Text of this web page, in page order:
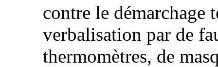
contre le démarchage
verbalisation par de
thermomètres, de